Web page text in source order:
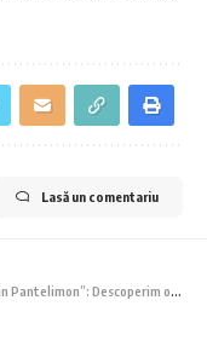
Lasă un comentariu
Descoperim oamenii și locurile prin ochii tinerilor